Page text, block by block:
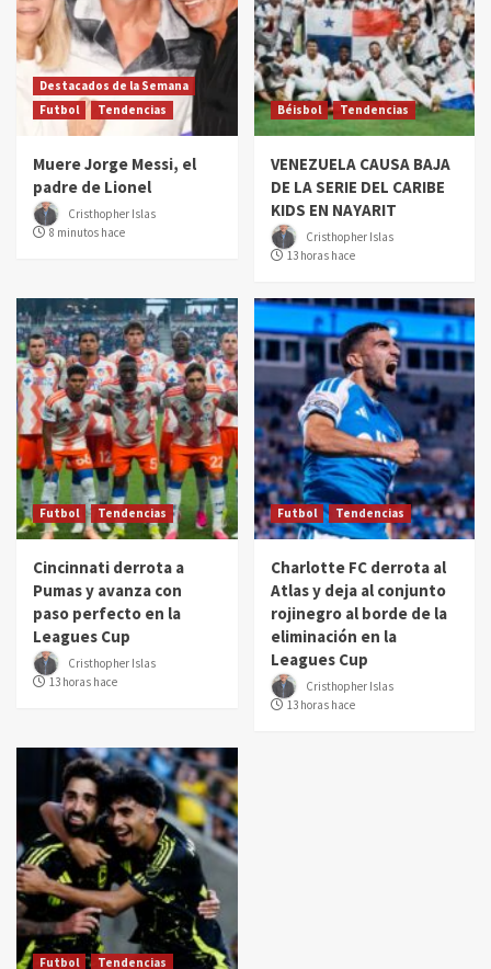
Destacados de la Semana
Futbol
Tendencias
Muere Jorge Messi, el
padre de Lionel
Cristhopher Islas
8 minutos hace
Béisbol Tendencias
VENEZUELA CAUSA BAJA
DE LA SERIE DEL CARIBE
KIDS EN NAYARIT
Cristhopher Islas
13 horas hace
Futbol Tendencias
Cincinnati derrota a
Pumas y avanza con
paso perfecto en la
Leagues Cup
Cristhopher Islas
13 horas hace
Futbol Tendencias
Charlotte FC derrota al
Atlas y deja al conjunto
rojinegro al borde de la
eliminación en la
Leagues Cup
Cristhopher Islas
13 horas hace
Futbol Tendencias